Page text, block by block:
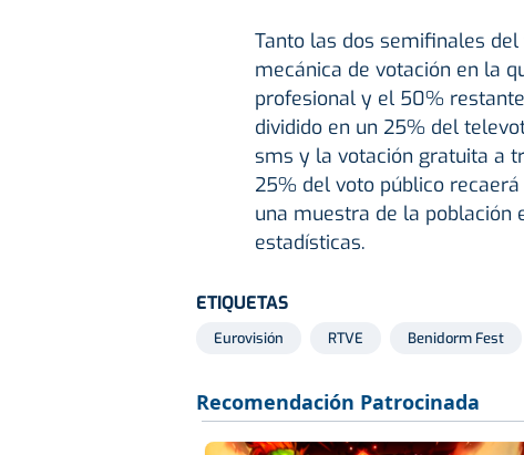
Tanto las dos semifinales
mecánica de votación en la
profesional y el 50%
dividido en un 25% del
sms y la votación gratuita a
25% del voto público
una muestra de la población
estadísticas.
ETIQUETAS
Eurovisión RTVE Benidorm Fest